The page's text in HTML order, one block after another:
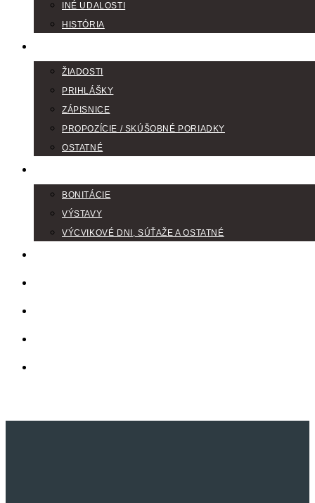
INÉ UDALOSTI
HISTÓRIA
ŽIADOSTI
PRIHLÁŠKY
ZÁPISNICE
PROPOZÍCIE / SKÚŠOBNÉ PORIADKY
OSTATNÉ
BONITÁCIE
VÝSTAVY
VÝCVIKOVÉ DNI, SÚŤAŽE A OSTATNÉ
SEARCH